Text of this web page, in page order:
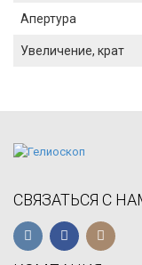
Апертура
Увеличение, крат
СВЯЗАТЬСЯ С